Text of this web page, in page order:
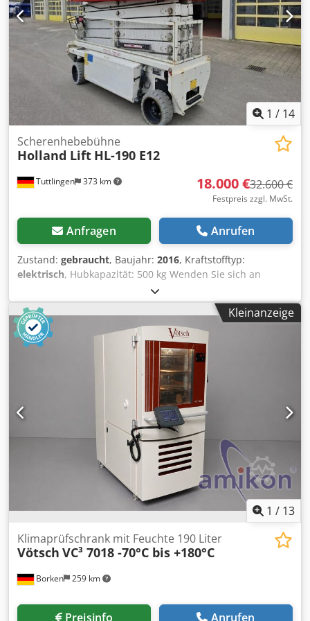
TPMS:Reifendruckkontrollsystem - RM:Rückfahrkamera mit
Monitor - AEBS:Autonomes Notbremssystem -
AEBS:Autonomes Notbremssystem für Fußgänger u.
Radfahrer - Intersection warning:Kreuzungsgefahren-
Warnsystem - Intersection AEBS: Autonomes
Notbremssystem an Kreuzungen - BSIS:System zur
Überwachung des toten Winkels) Fahrzeugaufbau:
Teleskop-Abrollkipper CTS 04-37 Baua
1 / 14
Tuttlingen 373 km
Scherenhebebühne
Holland Lift HL-190 E12
18.000 €32.600 €
Festpreis zzgl. MwSt.
Anfragen Anrufen
Zustand: gebraucht, Baujahr: 2016, Kraftstofftyp:
elektrisch, Hubkapazität: 500 kg Wenden Sie sich an
Gebrauchtgeräte Center, um weitere Informationen zu
erhalten. DE01 Dwsdpfjzflprex Acwja
Kleinanzeige
1 / 13
Borken 259 km
Klimaprüfschrank mit Feuchte 190 Liter
Vötsch VC³ 7018 -70°C bis +180°C
Preisinfo Anrufen